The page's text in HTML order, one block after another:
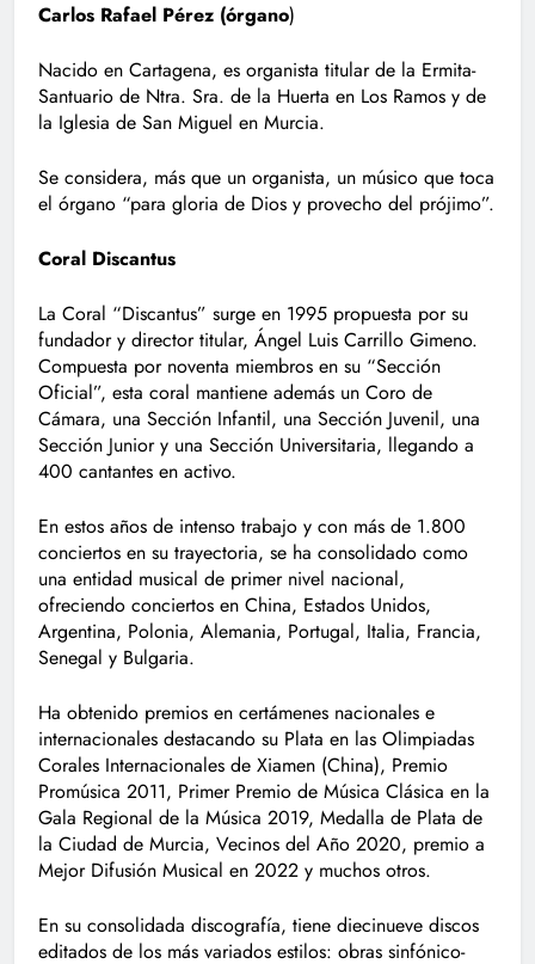
Carlos Rafael Pérez (órgano)
Nacido en Cartagena, es organista titular de la Ermita-
Santuario de Ntra. Sra. de la Huerta en Los Ramos y de
la Iglesia de San Miguel en Murcia.
Se considera, más que un organista, un músico que toca
el órgano “para gloria de Dios y provecho del prójimo”.
Coral Discantus
La Coral “Discantus” surge en 1995 propuesta por su
fundador y director titular, Ángel Luis Carrillo Gimeno.
Compuesta por noventa miembros en su “Sección
Oficial”, esta coral mantiene además un Coro de
Cámara, una Sección Infantil, una Sección Juvenil, una
Sección Junior y una Sección Universitaria, llegando a
400 cantantes en activo.
En estos años de intenso trabajo y con más de 1.800
conciertos en su trayectoria, se ha consolidado como
una entidad musical de primer nivel nacional,
ofreciendo conciertos en China, Estados Unidos,
Argentina, Polonia, Alemania, Portugal, Italia, Francia,
Senegal y Bulgaria.
Ha obtenido premios en certámenes nacionales e
internacionales destacando su Plata en las Olimpiadas
Corales Internacionales de Xiamen (China), Premio
Promúsica 2011, Primer Premio de Música Clásica en la
Gala Regional de la Música 2019, Medalla de Plata de
la Ciudad de Murcia, Vecinos del Año 2020, premio a
Mejor Difusión Musical en 2022 y muchos otros.
En su consolidada discografía, tiene diecinueve discos
editados de los más variados estilos: obras sinfónico-